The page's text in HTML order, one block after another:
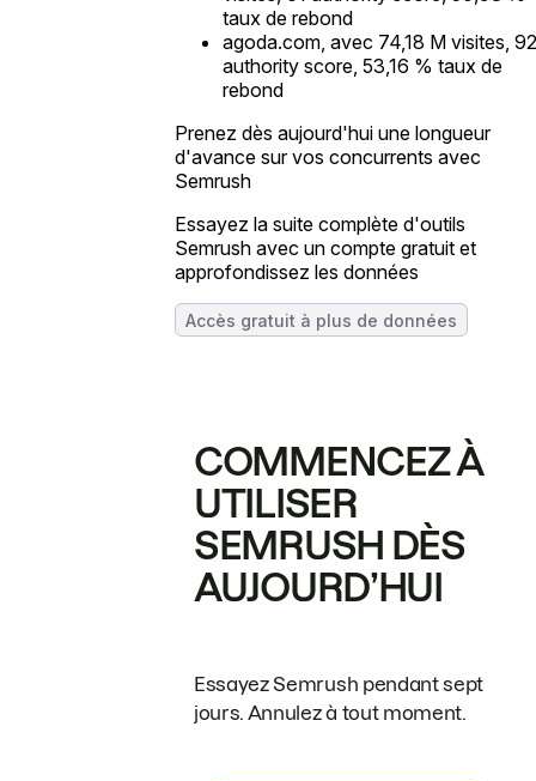
taux de rebond
agoda.com, avec 74,18 M visites, 92
authority score, 53,16 % taux de
rebond
Prenez dès aujourd'hui une longueur
d'avance sur vos concurrents avec
Semrush
Essayez la suite complète d'outils
Semrush avec un compte gratuit et
approfondissez les données
Accès gratuit à plus de données
COMMENCEZ À
UTILISER
SEMRUSH DÈS
AUJOURD’HUI
Essayez Semrush pendant sept
jours. Annulez à tout moment.